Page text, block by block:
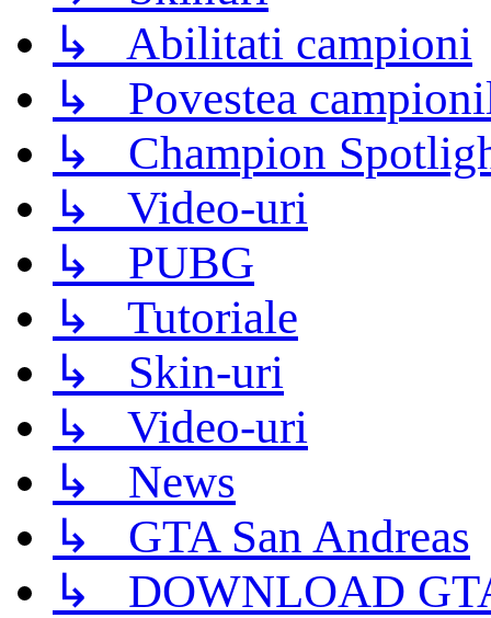
↳ Abilitati campioni
↳ Povestea
↳ Champion
↳ Video-uri
↳ PUBG
↳ Tutoriale
↳ Skin-uri
↳ Video-uri
↳ News
↳ GTA San Andreas
↳ DOWNLOAD